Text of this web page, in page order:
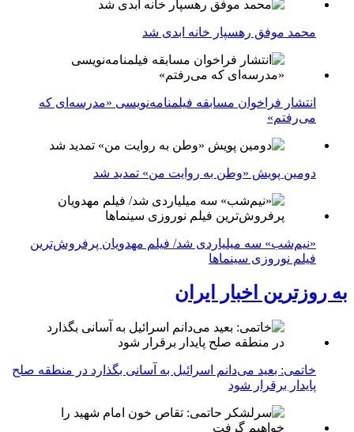
محمد موفق رهسپار خانه ابدی شد
انتشار فراخوان مسابقه فیلمنامه‌نویسی «مدرسه‌ای که
می‌رفتم»
دومین پویش «وطن به روایت من» تمدید شد
«نیم‌شب» سه میلیاردی شد/ فیلم مهدویان پرفروش‌ترین
فیلم نوروزی سینماها
به روزترین اخبار ایران
خاتمی: بعید می‌دانم اسرائیل به آسانی بگذارد در منطقه صلح
پایدار برقرار شود